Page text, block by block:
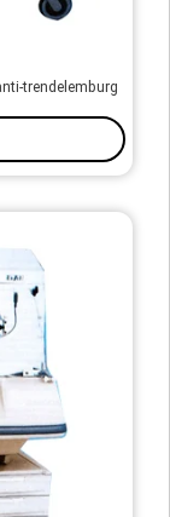
trendelemburg